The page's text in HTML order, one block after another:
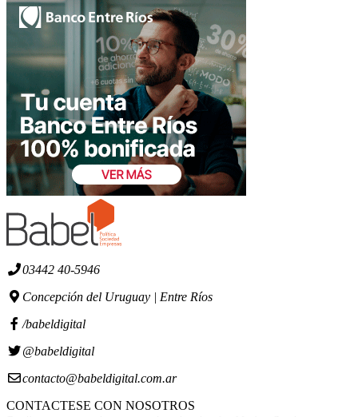
03442 40-5946
Concepción del Uruguay | Entre Ríos
/babeldigital
@babeldigital
contacto@babeldigital.com.ar
CONTACTESE CON NOSOTROS